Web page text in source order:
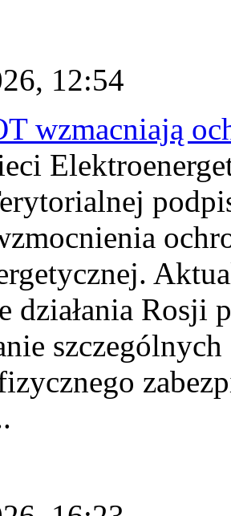
12:54
wzmacniają
działania Rosji